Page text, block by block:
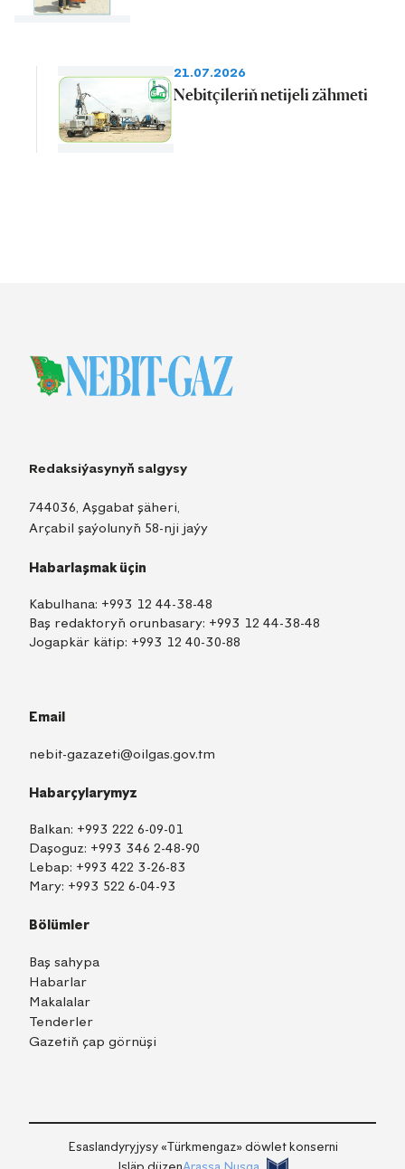
21.07.2026
Nebitçileriň netijeli zähmeti
Redaksiýasynyň salgysy
744036, Aşgabat şäheri,
Arçabil şaýolunyň 58-nji jaýy
Habarlaşmak üçin
Kabulhana: +993 12 44-38-48
Baş redaktoryň orunbasary: +993 12 44-38-48
Jogapkär kätip: +993 12 40-30-88
Email
nebit-gazazeti@oilgas.gov.tm
Habarçylarymyz
Balkan: +993 222 6-09-01
Daşoguz: +993 346 2-48-90
Lebap: +993 422 3-26-83
Mary: +993 522 6-04-93
Bölümler
Baş sahypa
Habarlar
Makalalar
Tenderler
Gazetiň çap görnüşi
Esaslandyryjysy «Тürkmengaz» döwlet konserni